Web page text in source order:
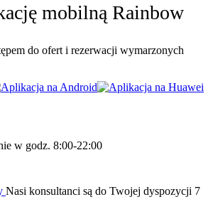
mobilną Rainbow
do ofert i rezerwacji wymarzonych
w godz. 8:00-22:00
Nasi konsultanci są do Twojej dyspozycji 7